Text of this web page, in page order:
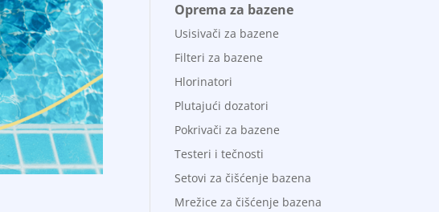
Oprema za bazene
Usisivači za bazene
Filteri za bazene
Hlorinatori
Plutajući dozatori
Pokrivači za bazene
Testeri i tečnosti
Setovi za čišćenje bazena
Mrežice za čišćenje bazena